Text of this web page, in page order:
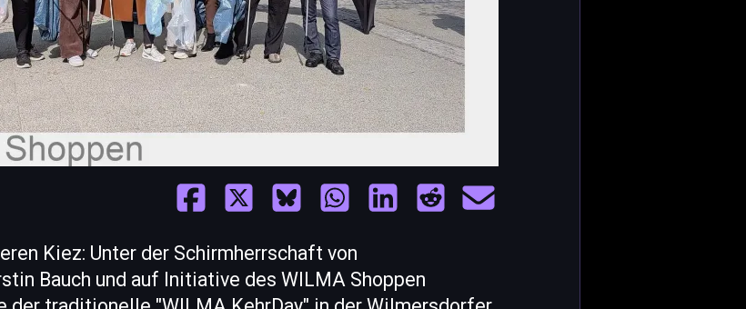
Kiez: Unter der Schirmherrschaft von
Bauch und auf Initiative des WILMA Shoppen